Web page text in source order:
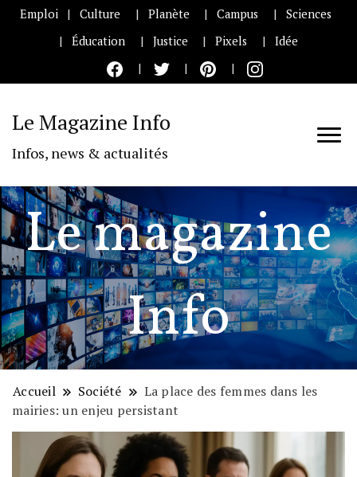
Emploi Culture Planète Campus
Sciences
Éducation
Justice Pixels Idée
Le Magazine Info
Infos, news & actualités
Le magazine
Info
Accueil Société
La place des femmes dans les
mairies: un enjeu persistant